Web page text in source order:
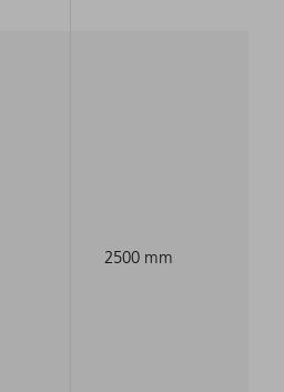
2500 mm